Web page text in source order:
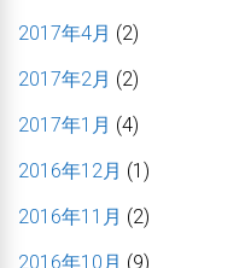
2017年4月 (2)
2017年2月 (2)
2017年1月 (4)
2016年12月 (1)
2016年11月 (2)
2016年10月 (9)